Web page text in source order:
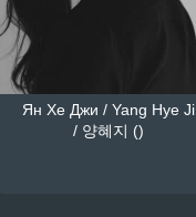
Ян Хе Джи / Yang Hye Ji
/ 양혜지 ()